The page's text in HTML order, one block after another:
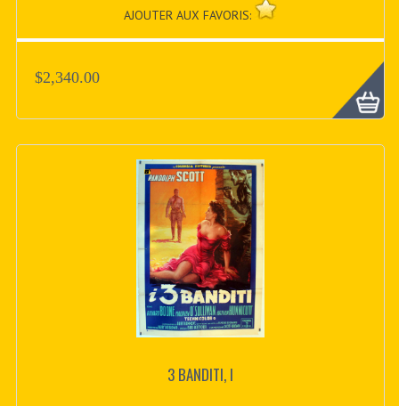
AJOUTER AUX FAVORIS:
$2,340.00
3 BANDITI, I